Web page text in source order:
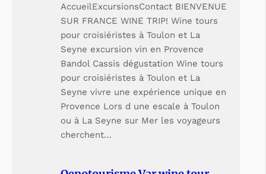
AccueilExcursionsContact BIENVENUE
SUR FRANCE WINE TRIP! Wine tours
pour croisiéristes à Toulon et La
Seyne excursion vin en Provence
Bandol Cassis dégustation Wine tours
pour croisiéristes à Toulon et La
Seyne vivre une expérience unique en
Provence Lors d une escale à Toulon
ou à La Seyne sur Mer les voyageurs
cherchent…